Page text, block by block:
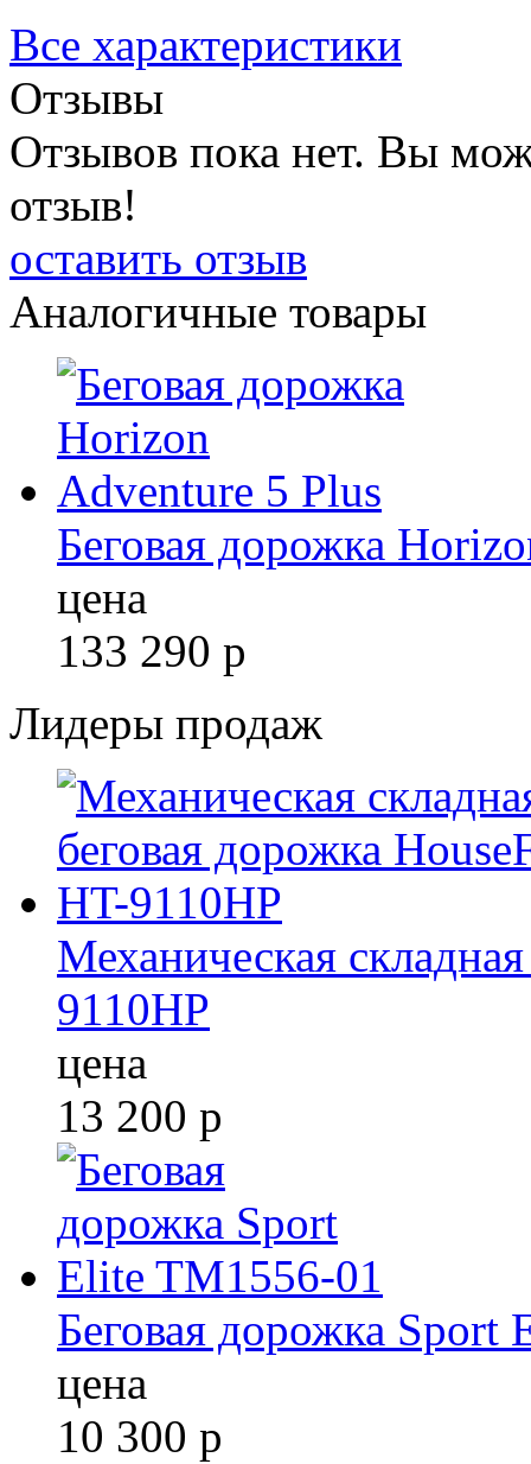
Все характеристики
Отзывы
Отзывов пока нет. Вы
отзыв!
оставить отзыв
Аналогичные товары
Беговая дорожка
цена
133 290 р
Лидеры продаж
Механическая
9110HP
цена
13 200 р
Беговая дорожка Sport
цена
10 300 р